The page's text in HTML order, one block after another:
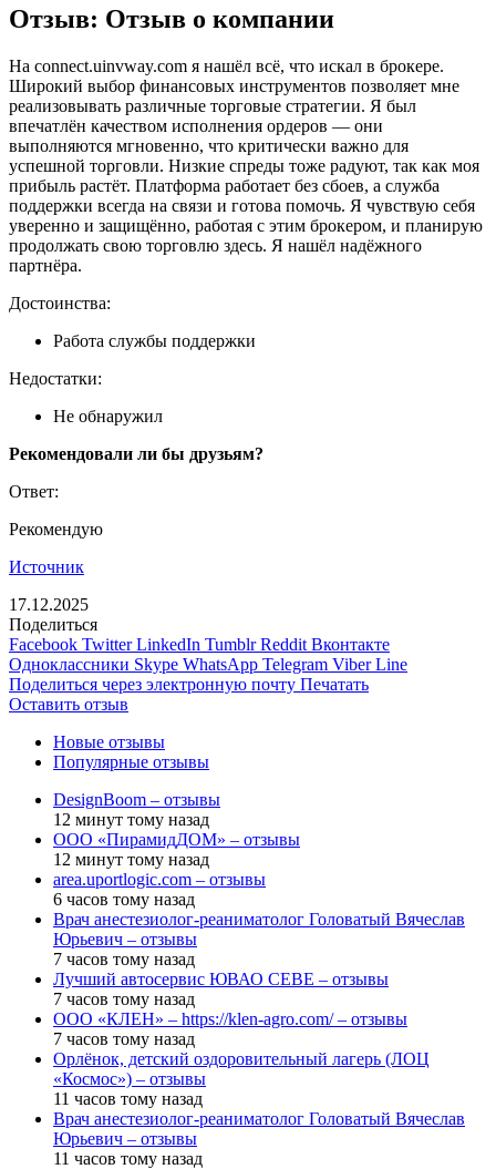
Отзыв: Отзыв о компании
На connect.uinvway.com я нашёл всё, что искал в брокере.
Широкий выбор финансовых инструментов позволяет мне
реализовывать различные торговые стратегии. Я был
впечатлён качеством исполнения ордеров — они
выполняются мгновенно, что критически важно для
успешной торговли. Низкие спреды тоже радуют, так как моя
прибыль растёт. Платформа работает без сбоев, а служба
поддержки всегда на связи и готова помочь. Я чувствую себя
уверенно и защищённо, работая с этим брокером, и планирую
продолжать свою торговлю здесь. Я нашёл надёжного
партнёра.
Достоинства:
Работа службы поддержки
Недостатки:
Не обнаружил
Рекомендовали ли бы друзьям?
Ответ:
Рекомендую
Источник
17.12.2025
Поделиться
Facebook Twitter LinkedIn Tumblr Reddit Вконтакте
Одноклассники Skype WhatsApp Telegram Viber Line
Поделиться через электронную почту Печатать
Оставить отзыв
Новые отзывы
Популярные отзывы
DesignBoom – отзывы
12 минут тому назад
ООО «ПирамидДОМ» – отзывы
12 минут тому назад
area.uportlogic.com – отзывы
6 часов тому назад
Врач анестезиолог-реаниматолог Головатый Вячеслав
Юрьевич – отзывы
7 часов тому назад
Лучший автосервис ЮВАО CEBE – отзывы
7 часов тому назад
ООО «КЛЕН» – https://klen-agro.com/ – отзывы
7 часов тому назад
Орлёнок, детский оздоровительный лагерь (ЛОЦ
«Космос») – отзывы
11 часов тому назад
Врач анестезиолог-реаниматолог Головатый Вячеслав
Юрьевич – отзывы
11 часов тому назад